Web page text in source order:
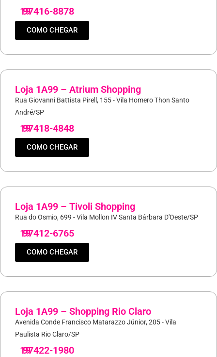
19
97416-8878
COMO CHEGAR
Loja 1A99 – Atrium Shopping
Rua Giovanni Battista Pirell, 155 - Vila Homero Thon Santo
André/SP
19
97418-4848
COMO CHEGAR
Loja 1A99 – Tivoli Shopping
Rua do Osmio, 699 - Vila Mollon IV Santa Bárbara D'Oeste/SP
19
97412-6765
COMO CHEGAR
Loja 1A99 – Shopping Rio Claro
Avenida Conde Francisco Matarazzo Júnior, 205 - Vila
Paulista Rio Claro/SP
19
97422-1980